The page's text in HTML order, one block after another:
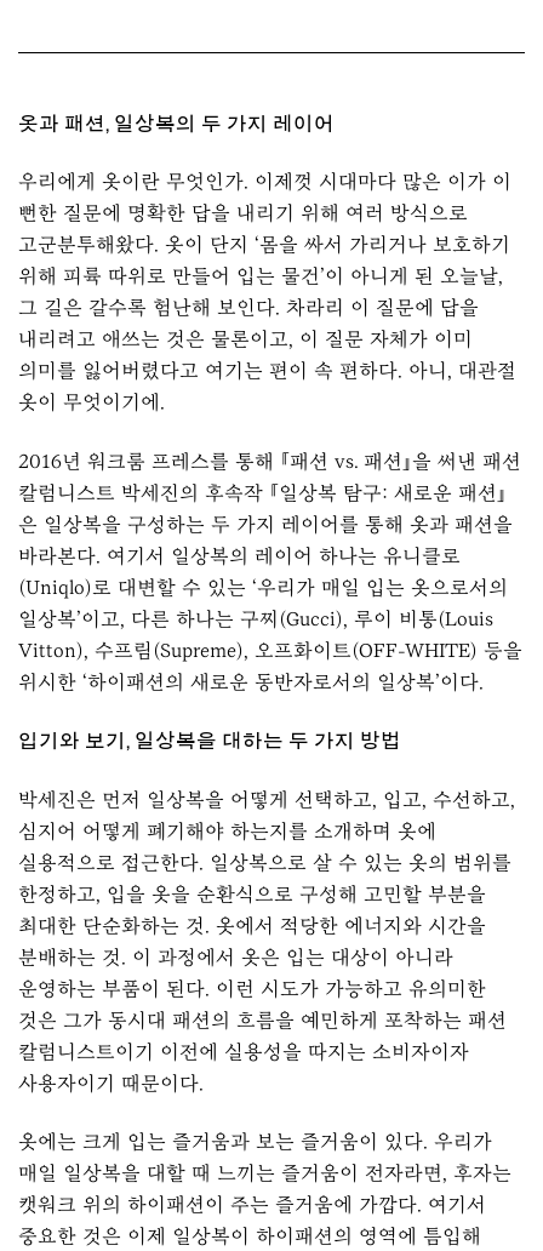
옷과 패션, 일상복의 두 가지 레이어
우리에게 옷이란 무엇인가. 이제껏 시대마다 많은 이가 이
뻔한 질문에 명확한 답을 내리기 위해 여러 방식으로
고군분투해왔다. 옷이 단지 ‘몸을 싸서 가리거나 보호하기
위해 피륙 따위로 만들어 입는 물건’이 아니게 된 오늘날,
그 길은 갈수록 험난해 보인다. 차라리 이 질문에 답을
내리려고 애쓰는 것은 물론이고, 이 질문 자체가 이미
의미를 잃어버렸다고 여기는 편이 속 편하다. 아니, 대관절
옷이 무엇이기에.
2016년 워크룸 프레스를 통해 『패션 vs. 패션』을 써낸 패션
칼럼니스트 박세진의 후속작 『일상복 탐구: 새로운 패션』
은 일상복을 구성하는 두 가지 레이어를 통해 옷과 패션을
바라본다. 여기서 일상복의 레이어 하나는 유니클로
(Uniqlo)로 대변할 수 있는 ‘우리가 매일 입는 옷으로서의
일상복’이고, 다른 하나는 구찌(Gucci), 루이 비통(Louis
Vitton), 수프림(Supreme), 오프화이트(OFF-WHITE) 등을
위시한 ‘하이패션의 새로운 동반자로서의 일상복’이다.
입기와 보기, 일상복을 대하는 두 가지 방법
박세진은 먼저 일상복을 어떻게 선택하고, 입고, 수선하고,
심지어 어떻게 폐기해야 하는지를 소개하며 옷에
실용적으로 접근한다. 일상복으로 살 수 있는 옷의 범위를
한정하고, 입을 옷을 순환식으로 구성해 고민할 부분을
최대한 단순화하는 것. 옷에서 적당한 에너지와 시간을
분배하는 것. 이 과정에서 옷은 입는 대상이 아니라
운영하는 부품이 된다. 이런 시도가 가능하고 유의미한
것은 그가 동시대 패션의 흐름을 예민하게 포착하는 패션
칼럼니스트이기 이전에 실용성을 따지는 소비자이자
사용자이기 때문이다.
옷에는 크게 입는 즐거움과 보는 즐거움이 있다. 우리가
매일 일상복을 대할 때 느끼는 즐거움이 전자라면, 후자는
캣워크 위의 하이패션이 주는 즐거움에 가깝다. 여기서
중요한 것은 이제 일상복이 하이패션의 영역에 틈입해